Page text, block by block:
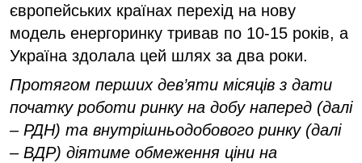
європейських країнах перехід на нову
модель енергоринку тривав по 10-15 років, а
Україна здолала цей шлях за два роки.
Протягом перших дев’яти місяців з дати
початку роботи ринку на добу наперед (далі
– РДН) та внутрішньодобового ринку (далі
– ВДР) діятиме обмеження ціни на